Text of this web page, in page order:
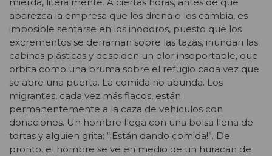
aparezca la empresa que los drena o los cambia, es
imposible sentarse en los inodoros, puesto que los
excrementos se derraman sobre las tazas, inundan las
cabinas plásticas y despiden un olor insoportable, que
orbita como una bruma sobre el refugio cada vez que
se abre una puerta. La comida no abunda. Los
migrantes, cada vez más flacos, están
permanentemente a la caza de vehículos con
donaciones. Un hombre llega con una bolsa llena de
tortas y alguien grita: “¡Están dando comida!”. De
pronto, el hombre se ve en medio de un huracán de